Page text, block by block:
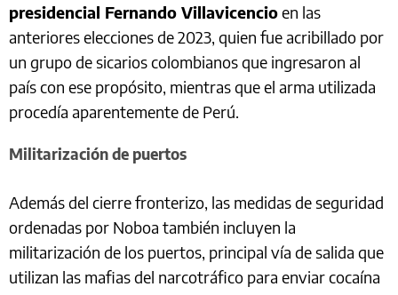
presidencial Fernando Villavicencioen las
anteriores elecciones de 2023, quien fue acribillado por
un grupo de sicarios colombianos que ingresaron al
país con ese propósito, mientras que el arma utilizada
procedía aparentemente de Perú.
Militarización de puertos
Además del cierre fronterizo, las medidas de seguridad
ordenadas por Noboa también incluyen la
militarización de los puertos, principal vía de salida que
utilizan las mafias del narcotráfico para enviar cocaína